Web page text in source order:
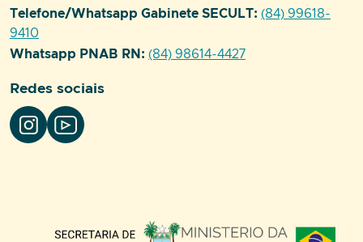
Telefone/Whatsapp Gabinete SECULT: (84) 99618-
9410
Whatsapp PNAB RN: (84) 98614-4427
Redes sociais